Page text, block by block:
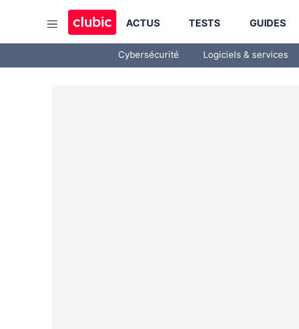
ACTUS TESTS GUIDES
Cybersécurité Logiciels & services